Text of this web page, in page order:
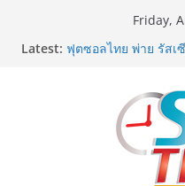
Friday,
Latest: แจงชัด MOU–หลักสู
ฟุตซอลไทย พ่าย รัสเ
ฟุตซอล แชมเปี้ยนชิพ
ททท. เดินหน้ารุกตลา
52 บริษัท ทดสอบเส้น
ภาคตะวันออกสู่จุดห
ททท. ต้อนรับเที่ยวบิ